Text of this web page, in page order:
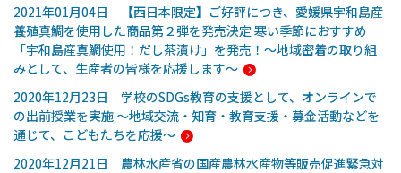
2021年01月04日 【西日本限定】ご好評につき、愛媛県宇和島産
養殖真鯛を使用した商品第２弾を発売決定 寒い季節におすすめ
「宇和島産真鯛使用！だし茶漬け」を発売！～地域密着の取り組
みとして、生産者の皆様を応援します～
2020年12月23日 学校のSDGs教育の支援として、オンラインで
の出前授業を実施 ～地域交流・知育・教育支援・募金活動などを
通じて、こどもたちを応援～
2020年12月21日 農林水産省の国産農林水産物等販売促進緊急対